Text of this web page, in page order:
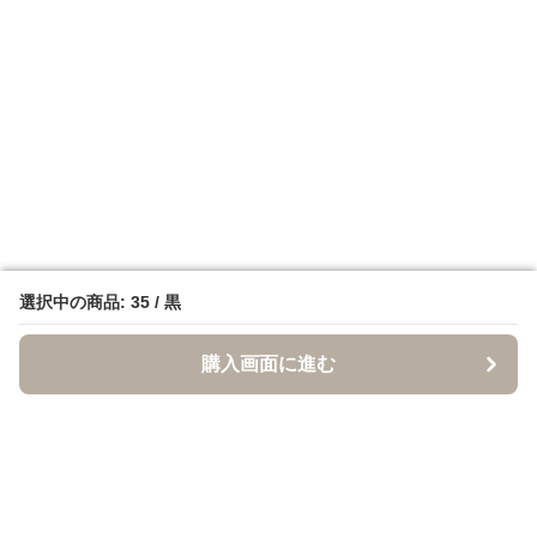
選択中の商品: 35 / 黒
購入画面に進む
選択中の商品: 35 / 黒
購入画面に進む